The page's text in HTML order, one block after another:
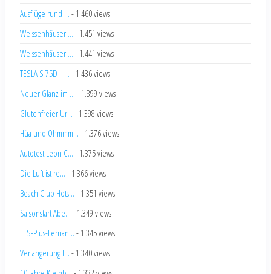
Ausflüge rund ... - 1.460 views
Weissenhäuser ... - 1.451 views
Weissenhäuser ... - 1.441 views
TESLA S 75D –... - 1.436 views
Neuer Glanz im ... - 1.399 views
Glutenfreier Ur... - 1.398 views
Hüa und Ohmmm... - 1.376 views
Autotest Leon C... - 1.375 views
Die Luft ist re... - 1.366 views
Beach Club Hots... - 1.351 views
Saisonstart Abe... - 1.349 views
ETS-Plus-Fernan... - 1.345 views
Verlängerung f... - 1.340 views